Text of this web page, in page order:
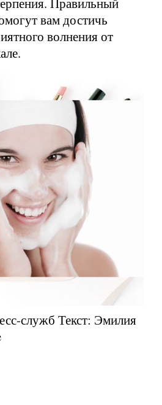
вам достичь
волнения от
служб Текст: Эмилия